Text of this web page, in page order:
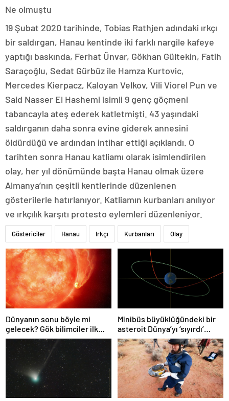
Ne olmuştu
19 Şubat 2020 tarihinde, Tobias Rathjen adındaki ırkçı
bir saldırgan, Hanau kentinde iki farklı nargile kafeye
yaptığı baskında, Ferhat Ünvar, Gökhan Gültekin, Fatih
Saraçoğlu, Sedat Gürbüz ile Hamza Kurtovic,
Mercedes Kierpacz, Kaloyan Velkov, Vili Viorel Pun ve
Said Nasser El Hashemi isimli 9 genç göçmeni
tabancayla ateş ederek katletmişti. 43 yaşındaki
saldırganın daha sonra evine giderek annesini
öldürdüğü ve ardından intihar ettiği açıklandı. O
tarihten sonra Hanau katliamı olarak isimlendirilen
olay, her yıl dönümünde başta Hanau olmak üzere
Almanya’nın çeşitli kentlerinde düzenlenen
gösterilerle hatırlanıyor. Katliamın kurbanları anılıyor
ve ırkçılık karşıtı protesto eylemleri düzenleniyor.
Göstericiler Hanau Irkçı Kurbanları Olay
Dünyanın sonu böyle mi
gelecek? Gök bilimciler ilk
kez sönen yıldızın gezegeni
yutmasına tanık oldu
Minibüs büyüklüğündeki bir
asteroit Dünya’yı ‘sıyırdı’
geçti